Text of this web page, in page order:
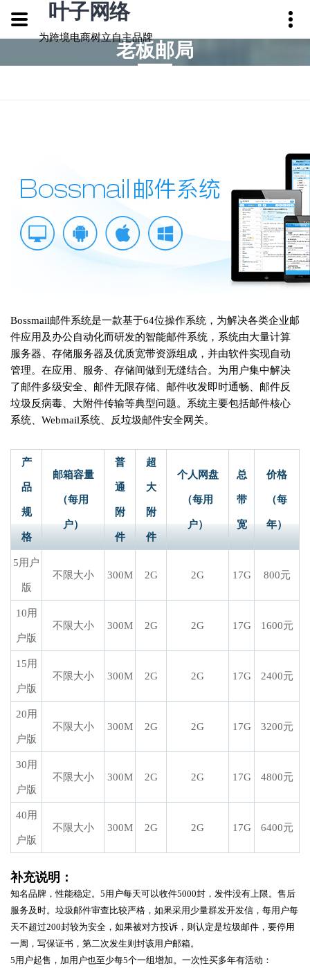
叶子网络
为跨境电商树立自主品牌
老板邮局
Bossmail邮件系统是一款基于64位操作系统，为解决各类企业邮
件应用及办公自动化而研发的智能邮件系统，系统由大量计算
服务器、存储服务器及优质宽带资源组成，并由软件实现自动
管理。在应用、服务、存储间做到无缝结合。为用户集中解决
了邮件多级安全、邮件无限存储、邮件收发即时通畅、邮件反
垃圾反病毒、大附件传输等典型问题。系统主要包括邮件核心
系统、Webmail系统、反垃圾邮件安全网关。
产
品
规
格
邮箱容量
（每用
户）
普
通
附
件
超
大
附
件
个人网盘
（每用
户）
总
带
宽
价格
（每
年）
5用户
版
不限大小 300M 2G 2G 17G 800元
10用
户版
不限大小 300M 2G 2G 17G 1600元
15用
户版
不限大小 300M 2G 2G 17G 2400元
20用
户版
不限大小 300M 2G 2G 17G 3200元
30用
户版
不限大小 300M 2G 2G 17G 4800元
40用
户版
不限大小 300M 2G 2G 17G 6400元
补充说明：
知名品牌，性能稳定。5用户每天可以收件5000封，发件没有上限。售后
服务及时。垃圾邮件审查比较严格，如果采用少量群发开发信，每用户每
天不超过200封较为安全，如果被对方投诉，则认定是垃圾邮件，要停用
一周，写保证书，第二次发生则封该用户邮箱。
5用户起售，加用户也至少每5个一组增加。一次性买多年有活动：